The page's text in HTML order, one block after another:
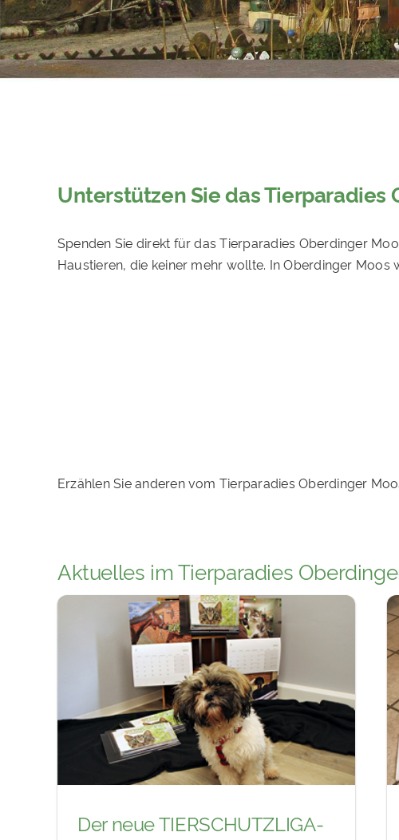
Unterstützen Sie das Tierparadies
Spenden Sie direkt für das Tierparadies Oberdinger
Haustieren, die keiner mehr wollte. In Oberdinger
Erzählen Sie anderen vom Tierparadies Oberdinger
Aktuelles im Tierparadies
Der neue TIERSCHUTZLIGA-